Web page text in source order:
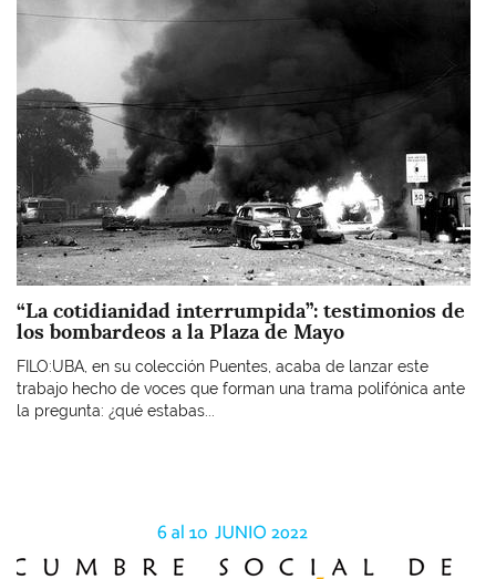
“La cotidianidad interrumpida”: testimonios de
los bombardeos a la Plaza de Mayo
FILO:UBA, en su colección Puentes, acaba de lanzar este
trabajo hecho de voces que forman una trama polifónica ante
la pregunta: ¿qué estabas...